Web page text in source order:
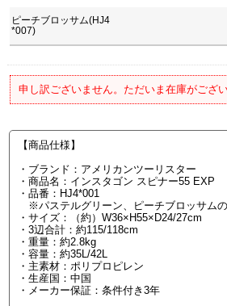
ピーチブロッサム(HJ4
*007)
申し訳ございません。ただいま在庫がござい
【商品仕様】
・ブランド：アメリカンツーリスター
・商品名：インスタゴン スピナー55 EXP
・品番：HJ4*001
※パステルグリーン、ピーチブロッサム
・サイズ：（約）W36×H55×D24/27cm
・3辺合計：約115/118cm
・重量：約2.8kg
・容量：約35L/42L
・主素材：ポリプロピレン
・生産国：中国
・メーカー保証：条件付き3年